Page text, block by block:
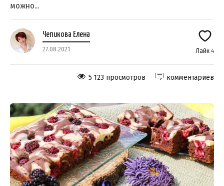
можно...
Чепикова Елена
27.08.2021 Лайк 4
комментариев
5 123 просмотров